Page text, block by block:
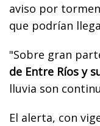
aviso por
que podrían
"Sobre gran
de Entre Ríos y
lluvia son
El alerta, con